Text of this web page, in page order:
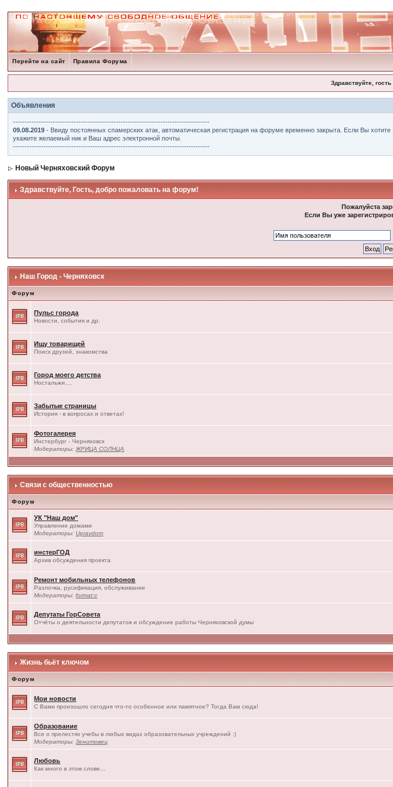
Перейти на сайт Правила Форума
Здравствуйте, гость
Объявления
------------------------------------------------------------------------------------
09.08.2019 - Ввиду постоянных спамерских атак, автоматическая регистрация на форуме временно закрыта. Если Вы
укажите желаемый ник и Ваш адрес электронной почты.
------------------------------------------------------------------------------------
Новый Черняховский Форум
Здравствуйте, Гость, добро пожаловать на форум!
Пожалуйста
Если Вы уже
Наш Город - Черняховск
Форум
Пульс города
Новости, события и др.
Ищу товарищей
Поиск друзей, знакомства
Город моего детства
Ностальжи....
Забытые страницы
История - в вопросах и ответах!
Фотогалерея
Инстербург - Черняховск
Модераторы:ЖРИЦА СОЛНЦА
Связи с общественностью
Форум
УК "Наш дом"
Управление домами
Модераторы:Upravdom
инстерГОД
Архив обсуждения проекта
Ремонт мобильных телефонов
Разлочка, русификация, обслуживание
Модераторы:format:c
Депутаты ГорСовета
Отчёты о деятельности депутатов и обсуждение работы Черняховской думы
Жизнь бьёт ключом
Форум
Мои новости
С Вами произошло сегодня что-то особенное или памятное? Тогда Вам сюда!
Образование
Все о прелестях учебы в любых видах образовательных учреждений :)
Модераторы:Зенитовец
Любовь
Как много в этом слове...